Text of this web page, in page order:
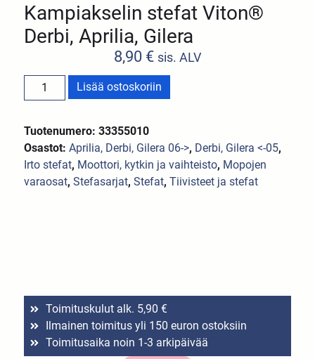
Kampiakselin stefat Viton®
Derbi, Aprilia, Gilera
8,90 € sis. ALV
Lisää ostoskoriin
Tuotenumero: 33355010
Osastot:Aprilia, Derbi, Gilera 06->, Derbi, Gilera <-05,
Irto stefat, Moottori, kytkin ja vaihteisto, Mopojen
varaosat,Stefasarjat,Stefat,Tiivisteet ja stefat
Toimituskulut alk. 5,90 €
Ilmainen toimitus yli 150 euron ostoksiin
Toimitusaika noin 1-3 arkipäivää